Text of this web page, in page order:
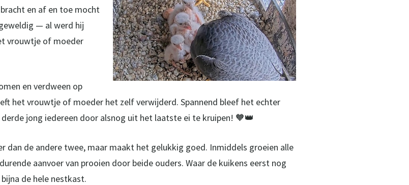
en af en toe mocht
— al werd hij
vrouwtje of moeder
en verdween op
het vrouwtje of moeder het zelf verwijderd. Spannend bleef het echter
jong iedereen door alsnog uit het laatste ei te kruipen! 🧡👑
dan de andere twee, maar maakt het gelukkig goed. Inmiddels groeien alle
aanvoer van prooien door beide ouders. Waar de kuikens eerst nog
de hele nestkast.